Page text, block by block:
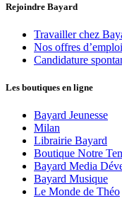
Rejoindre Bayard
Travailler chez
Nos offres
Candidature
Les boutiques en ligne
Bayard Jeunesse
Milan
Librairie Bayard
Boutique Notre
Bayard Media
Bayard Musique
Le Monde de Théo